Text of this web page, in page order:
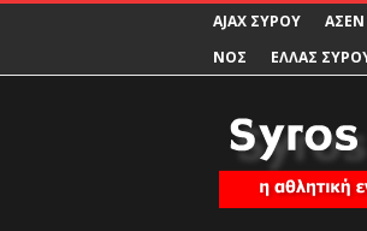
AJAX ΣΥΡΟΥ ΑΣΕΝ
ΝΟΣ
ΕΛΛΑΣ